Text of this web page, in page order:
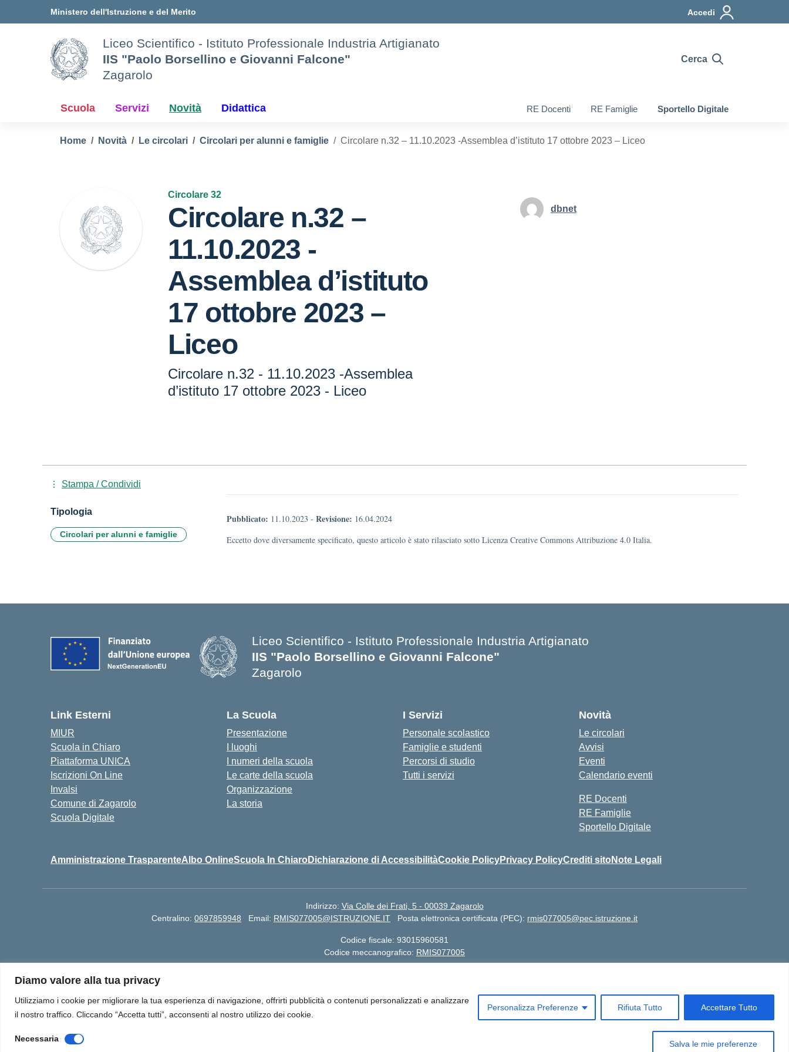
Diamo valore alla tua privacy
Utilizziamo i cookie per migliorare la tua esperienza di navigazione, offrirti pubblicità o contenuti personalizzati e analizzare
il nostro traffico. Cliccando “Accetta tutti”, acconsenti al nostro utilizzo dei cookie.
Personalizza Preferenze Rifiuta Tutto Accettare Tutto
Necessaria
Salva le mie preferenze
Ministero dell'Istruzione e del Merito Accedi
Liceo Scientifico - Istituto Professionale Industria Artigianato
IIS "Paolo Borsellino e Giovanni Falcone"
Zagarolo
Cerca
Scuola Servizi Novità Didattica RE Docenti RE Famiglie Sportello Digitale
Home Novità Le circolari Circolari per alunni e famiglie Circolare n.32 – 11.10.2023 -Assemblea d’istituto 17 ottobre 2023 – Liceo
Circolare 32
Circolare n.32 –
11.10.2023 -
Assemblea d’istituto
17 ottobre 2023 –
Liceo
Circolare n.32 - 11.10.2023 -Assemblea
d’istituto 17 ottobre 2023 - Liceo
dbnet
Pubblicato: 11.10.2023 - Revisione: 16.04.2024
Eccetto dove diversamente specificato, questo articolo è stato rilasciato sotto Licenza Creative Commons Attribuzione 4.0 Italia.
Stampa / Condividi
Tipologia
Circolari per alunni e famiglie
Liceo Scientifico - Istituto Professionale Industria Artigianato
IIS "Paolo Borsellino e Giovanni Falcone"
Zagarolo
Link Esterni
MIUR
Scuola in Chiaro
Piattaforma UNICA
Iscrizioni On Line
Invalsi
Comune di Zagarolo
Scuola Digitale
La Scuola
Presentazione
I luoghi
I numeri della scuola
Le carte della scuola
Organizzazione
La storia
I Servizi
Personale scolastico
Famiglie e studenti
Percorsi di studio
Tutti i servizi
Novità
Le circolari
Avvisi
Eventi
Calendario eventi
RE Docenti
RE Famiglie
Sportello Digitale
Amministrazione TrasparenteAlbo OnlineScuola In Chiaro Dichiarazione di AccessibilitàCookie PolicyPrivacy PolicyCrediti sito Note Legali
Indirizzo: Via Colle dei Frati, 5 - 00039 Zagarolo
Centralino: 0697859948 Email: RMIS077005@ISTRUZIONE.IT Posta elettronica certificata (PEC): rmis077005@pec.istruzione.it
Codice fiscale: 93015960581
Codice meccanografico: RMIS077005
RMPS07701G | Cod Mecc Sede IPIA: RMRI07701R | Indirizzo Email: rmis077005@istruzione.it | Indirizzo Email PEC: rmis077005@pec.istruzione.it
Concept & Design by Designers Italia